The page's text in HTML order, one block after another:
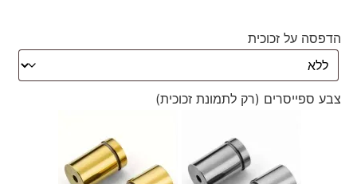
הדפסה על זכוכית
צבע ספייסרים (רק לתמונת זכוכית)